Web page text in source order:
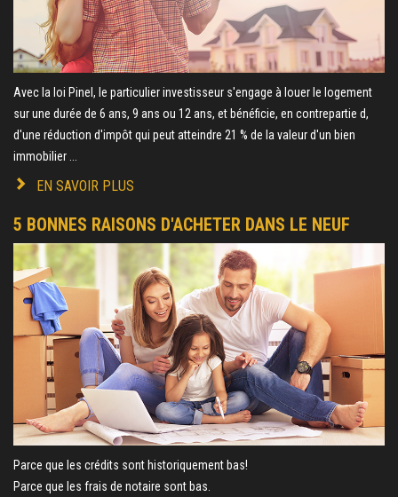
Avec la loi Pinel, le particulier investisseur s'engage à louer le logement
sur une durée de 6 ans, 9 ans ou 12 ans, et bénéficie, en contrepartie d,
d'une réduction d'impôt qui peut atteindre 21 % de la valeur d'un bien
immobilier ...
EN SAVOIR PLUS
5 BONNES RAISONS D'ACHETER DANS LE NEUF
Parce que les crédits sont historiquement bas!
Parce que les frais de notaire sont bas.